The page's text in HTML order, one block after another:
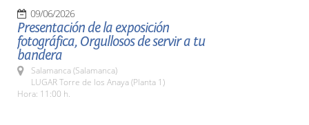
09/06/2026
Presentación de la exposición
fotográfica, Orgullosos de servir a tu
bandera
Salamanca (Salamanca)
LUGAR Torre de los Anaya (Planta 1)
Hora: 11:00 h.